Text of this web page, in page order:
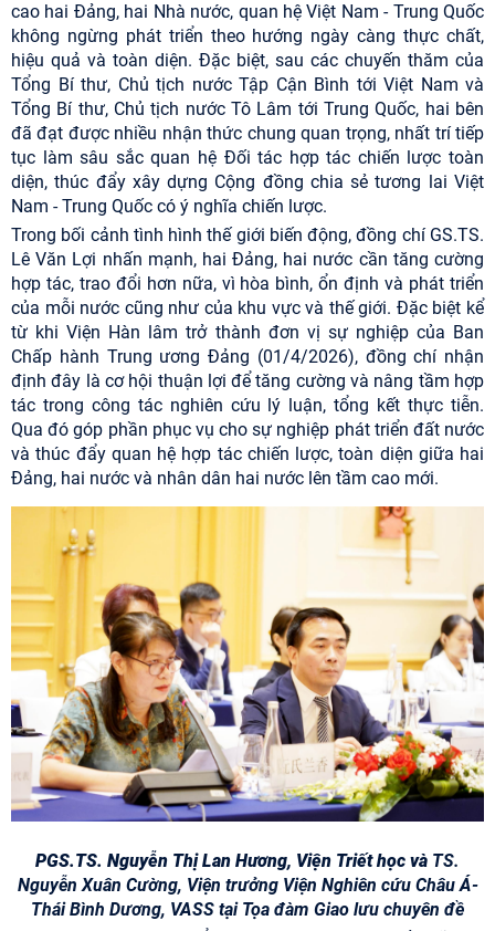
cao hai Đảng, hai Nhà nước, quan hệ Việt Nam - Trung Quốc
không ngừng phát triển theo hướng ngày càng thực chất,
hiệu quả và toàn diện. Đặc biệt, sau các chuyến thăm của
Tổng Bí thư, Chủ tịch nước Tập Cận Bình tới Việt Nam và
Tổng Bí thư, Chủ tịch nước Tô Lâm tới Trung Quốc, hai bên
đã đạt được nhiều nhận thức chung quan trọng, nhất trí tiếp
tục làm sâu sắc quan hệ Đối tác hợp tác chiến lược toàn
diện, thúc đẩy xây dựng Cộng đồng chia sẻ tương lai Việt
Nam - Trung Quốc có ý nghĩa chiến lược.
Trong bối cảnh tình hình thế giới biến động, đồng chí GS.TS.
Lê Văn Lợi nhấn mạnh, hai Đảng, hai nước cần tăng cường
hợp tác, trao đổi hơn nữa, vì hòa bình, ổn định và phát triển
của mỗi nước cũng như của khu vực và thế giới. Đặc biệt kể
từ khi Viện Hàn lâm trở thành đơn vị sự nghiệp của Ban
Chấp hành Trung ương Đảng (01/4/2026), đồng chí nhận
định đây là cơ hội thuận lợi để tăng cường và nâng tầm hợp
tác trong công tác nghiên cứu lý luận, tổng kết thực tiễn.
Qua đó góp phần phục vụ cho sự nghiệp phát triển đất nước
và thúc đẩy quan hệ hợp tác chiến lược, toàn diện giữa hai
Đảng, hai nước và nhân dân hai nước lên tầm cao mới.
PGS.TS. Nguyễn Thị Lan Hương, Viện Triết học và TS.
Nguyễn Xuân Cường, Viện trưởng Viện Nghiên cứu Châu Á-
Thái Bình Dương, VASS tại Tọa đàm Giao lưu chuyên đề